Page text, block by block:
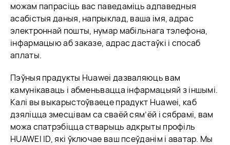
можам папрасіць вас паведаміць адпаведныя
асабістыя даныя, напрыклад, ваша імя, адрас
электроннай пошты, нумар мабільнага тэлефона,
інфармацыю аб заказе, адрас дастаўкі і спосаб
аплаты.
Пэўныя прадукты Huawei дазваляюць вам
камунікаваць і абменьвацца інфармацыяй з іншымі.
Калі вы выкарыстоўваеце прадукт Huawei, каб
дзяліцца змесцівам са сваёй сям’ёй і сябрамі, вам
можа спатрэбіцца стварыць адкрыты профіль
HUAWEI ID, які ўключае ваш псеўданім і аватар. Мы